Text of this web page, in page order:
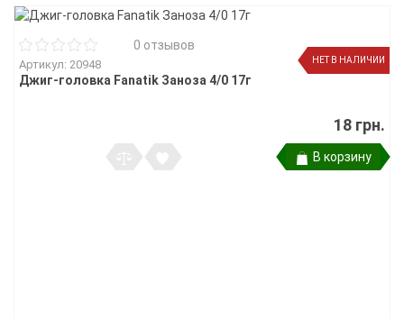
НЕТ В НАЛИЧИИ
0 отзывов
Артикул: 20948
Джиг-головка Fanatik Заноза 4/0 17г
18 грн.
В корзину